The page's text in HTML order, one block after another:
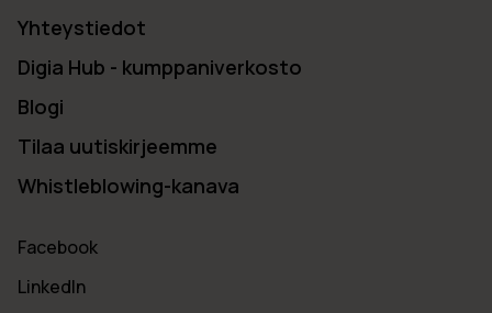
Yhteystiedot
Digia Hub - kumppaniverkosto
Blogi
Tilaa uutiskirjeemme
Whistleblowing-kanava
Facebook
LinkedIn